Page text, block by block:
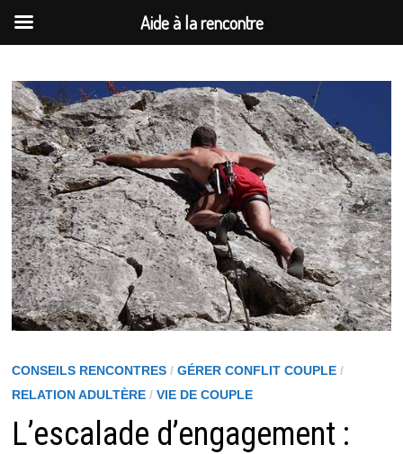
au
contenu
CONSEILS RENCONTRES/ GÉRER CONFLIT COUPLE/
RELATION ADULTÈRE/ VIE DE COUPLE
L’escalade d’engagement :
Aide à la rencontre